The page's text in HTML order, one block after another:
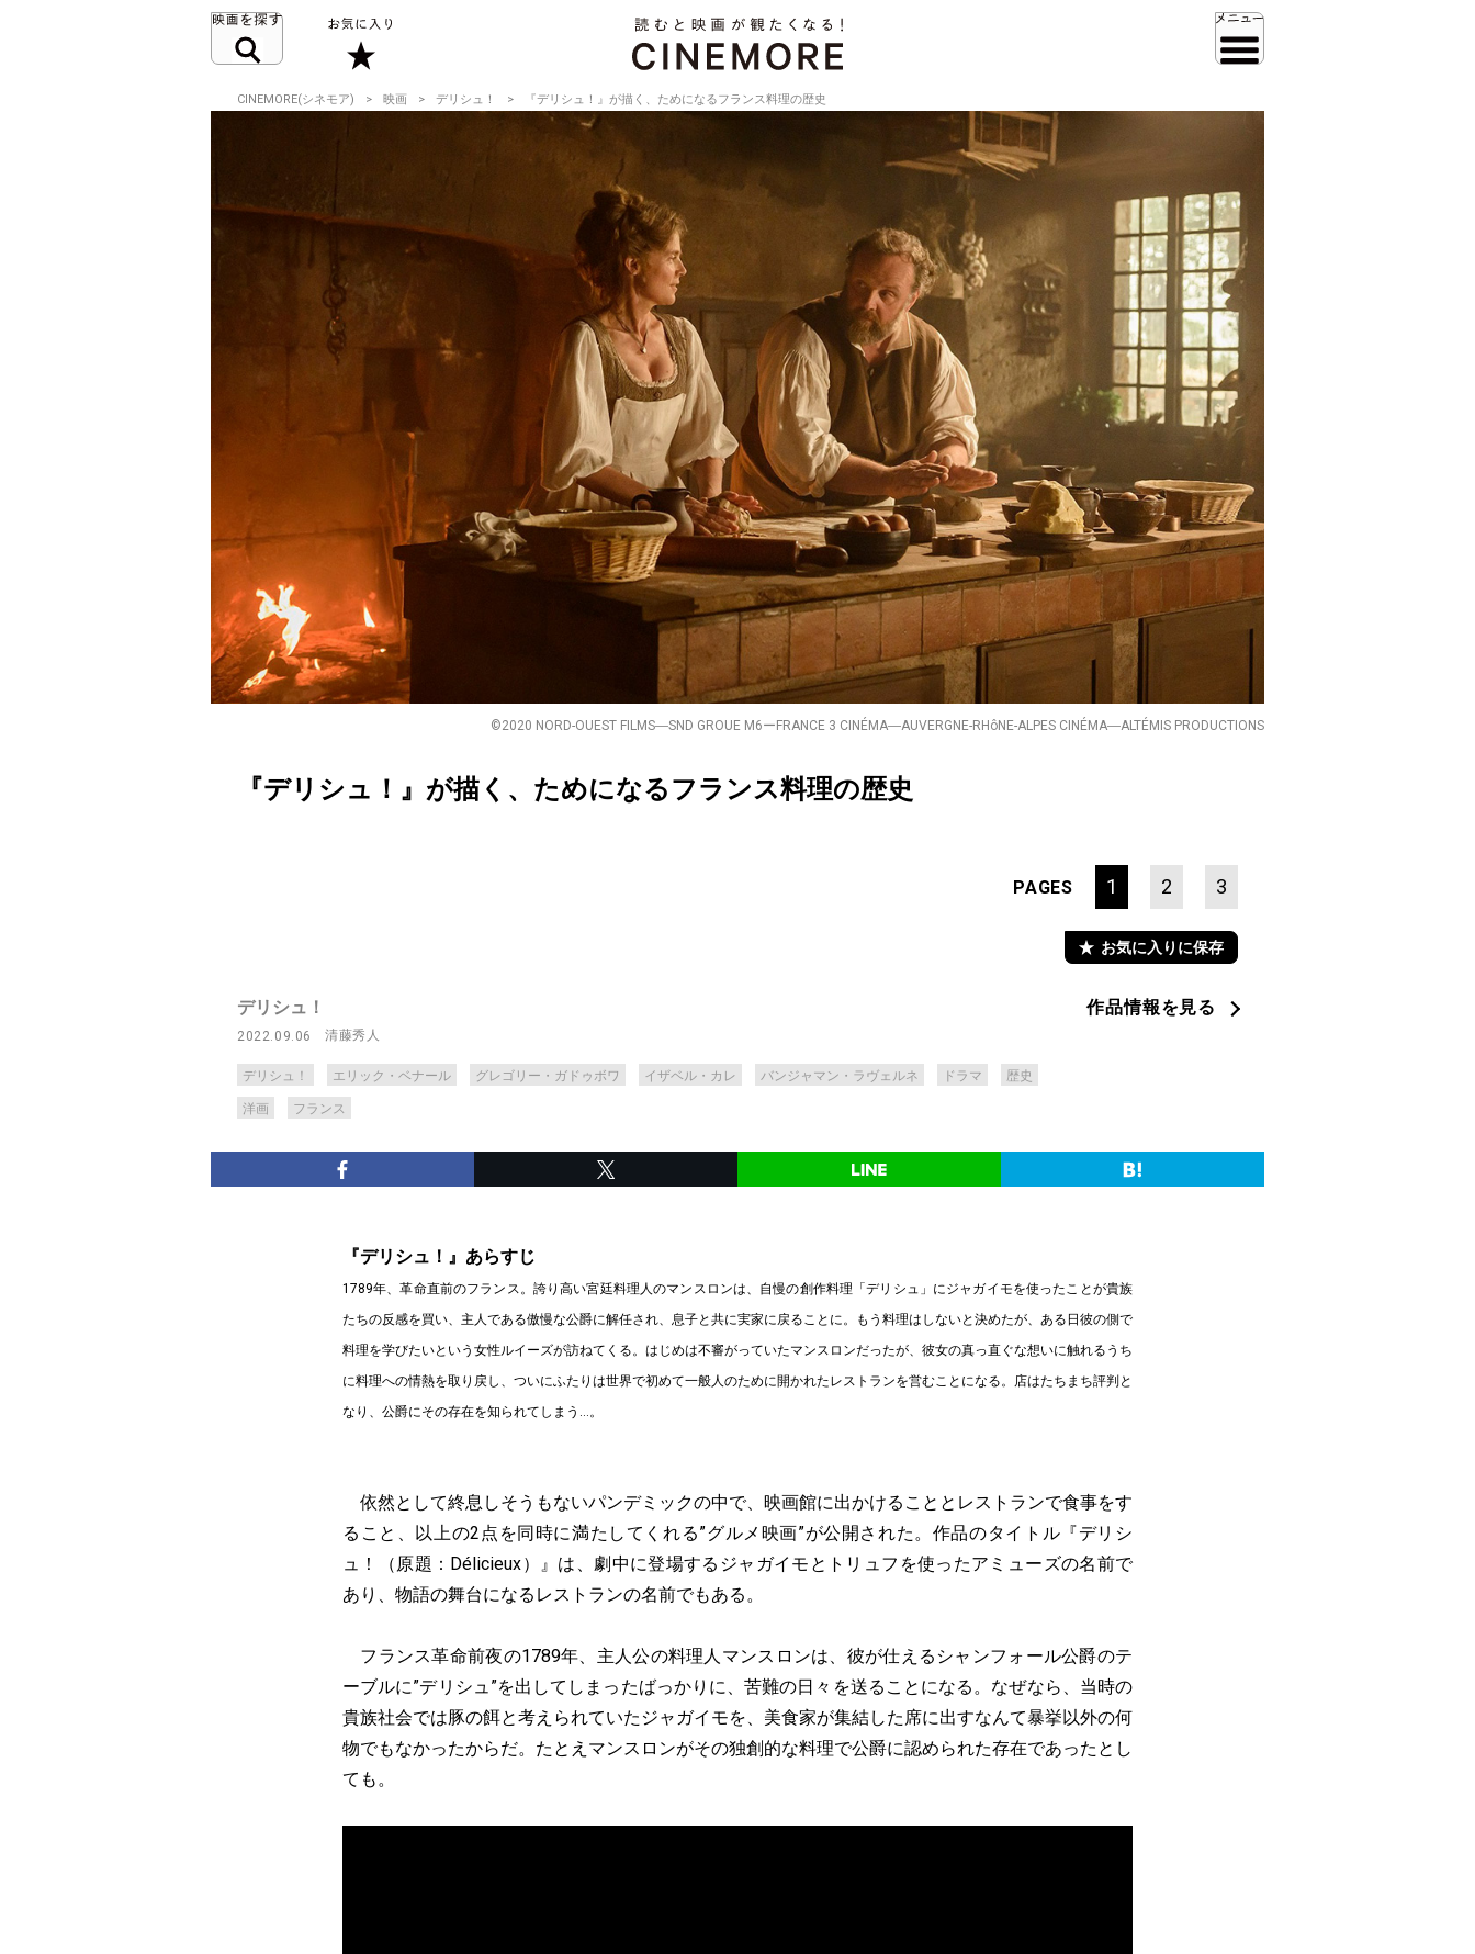
CINEMORE(シネモア) 映画 デリシュ！ 『デリシュ！』が描く、ためになるフランス料理の歴史
©2020 NORD-OUEST FILMS―SND GROUE M6ーFRANCE 3 CINÉMA―AUVERGNE-RHôNE-ALPES CINÉMA―ALTÉMIS PRODUCTIONS
『デリシュ！』が描く、ためになるフランス料理の歴史
PAGES 1 2 3
お気に入りに保存
デリシュ！
2022.09.06 清藤秀人
デリシュ！ エリック・ベナール グレゴリー・ガドゥボワ イザベル・カレ バンジャマン・ラヴェルネ ドラマ 歴史
洋画 フランス
作品情報を見る
『デリシュ！』あらすじ
1789年、革命直前のフランス。誇り高い宮廷料理人のマンスロンは、自慢の創作料理「デリシュ」にジャガイモを使ったことが貴族
たちの反感を買い、主人である傲慢な公爵に解任され、息子と共に実家に戻ることに。もう料理はしないと決めたが、ある日彼の側で
料理を学びたいという女性ルイーズが訪ねてくる。はじめは不審がっていたマンスロンだったが、彼女の真っ直ぐな想いに触れるうち
に料理への情熱を取り戻し、ついにふたりは世界で初めて一般人のために開かれたレストランを営むことになる。店はたちまち評判と
なり、公爵にその存在を知られてしまう…。
依然として終息しそうもないパンデミックの中で、映画館に出かけることとレストランで食事をす
ること、以上の2点を同時に満たしてくれる”グルメ映画”が公開された。作品のタイトル『デリシ
ュ！（原題：Délicieux）』は、劇中に登場するジャガイモとトリュフを使ったアミューズの名前で
あり、物語の舞台になるレストランの名前でもある。
フランス革命前夜の1789年、主人公の料理人マンスロンは、彼が仕えるシャンフォール公爵のテ
ーブルに”デリシュ”を出してしまったばっかりに、苦難の日々を送ることになる。なぜなら、当時の
貴族社会では豚の餌と考えられていたジャガイモを、美食家が集結した席に出すなんて暴挙以外の何
物でもなかったからだ。たとえマンスロンがその独創的な料理で公爵に認められた存在であったとし
ても。